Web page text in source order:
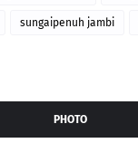
sungaipenuh jambi
PHOTO